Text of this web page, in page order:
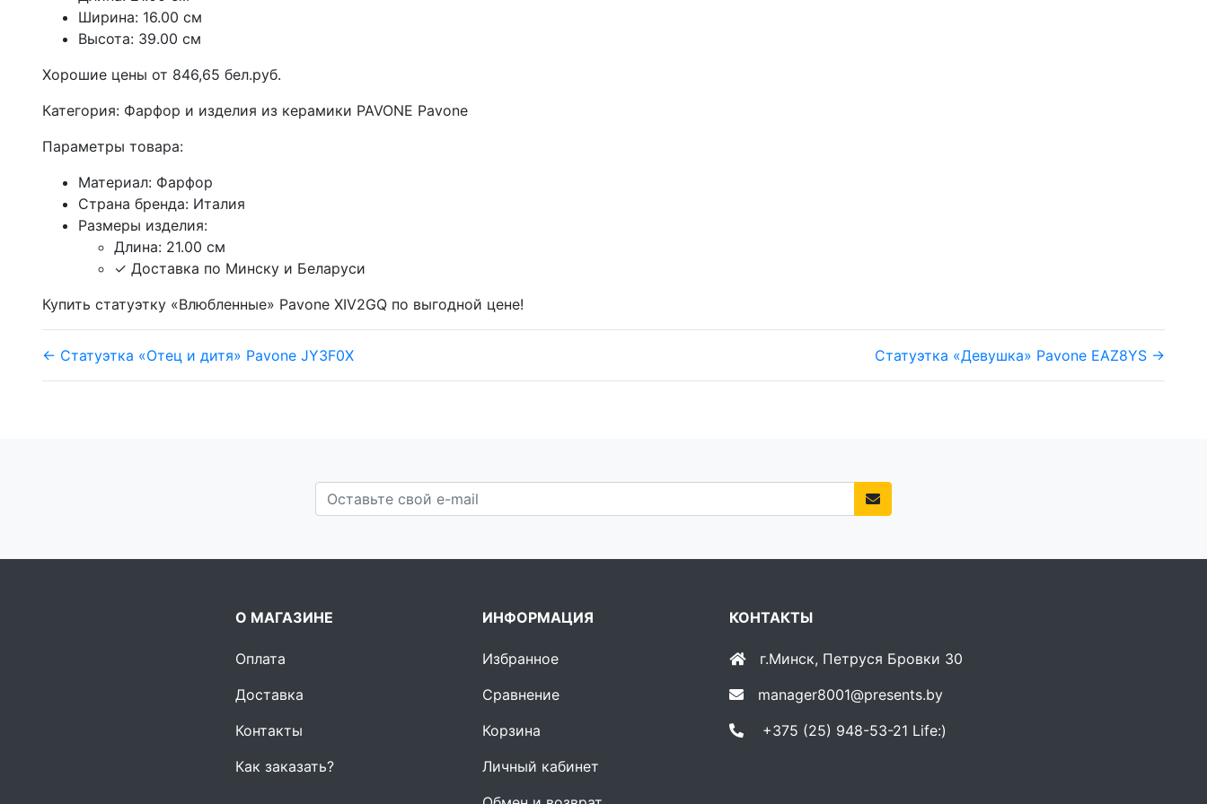
Ширина: 16.00 см
Высота: 39.00 см
Хорошие цены от 846,65 бел.руб.
Категория: Фарфор и изделия из керамики PAVONE Pavone
Параметры товара:
Материал: Фарфор
Страна бренда: Италия
Размеры изделия:
Длина: 21.00 см
✓ Доставка по Минску и Беларуси
Купить статуэтку «Влюбленные» Pavone XIV2GQ по выгодной цене!
← Статуэтка «Отец и дитя» Pavone JY3F0X Статуэтка «Девушка» Pavone EAZ8YS →
О МАГАЗИНЕ
Оплата
Доставка
Контакты
Как заказать?
ИНФОРМАЦИЯ
Избранное
Сравнение
Корзина
Личный кабинет
КОНТАКТЫ
г.Минск, Петруся Бровки 30
manager8001@presents.by
+375 (25) 948-53-21 Life:)